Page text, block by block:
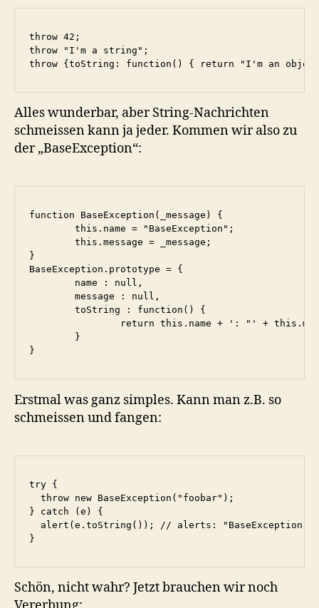
throw 42;
throw "I'm a string";
throw {toString: function() { return "I'm an
Alles wunderbar, aber String-Nachrichten
schmeissen kann ja jeder. Kommen wir also zu
der „BaseException“:
function BaseException(_message) {
}
BaseException.prototype = {
}
Erstmal was ganz simples. Kann man z.B. so
schmeissen und fangen:
try {
  throw new BaseException("foobar");
} catch (e) {
alert(e.toString()); // alerts: "BaseException:
}
Schön, nicht wahr? Jetzt brauchen wir noch